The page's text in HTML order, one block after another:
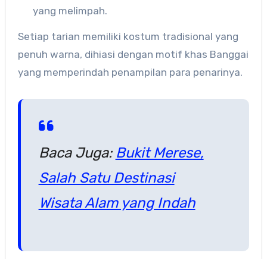
yang melimpah.
Setiap tarian memiliki kostum tradisional yang
penuh warna, dihiasi dengan motif khas Banggai
yang memperindah penampilan para penarinya.
Baca Juga: Bukit Merese,
Salah Satu Destinasi
Wisata Alam yang Indah